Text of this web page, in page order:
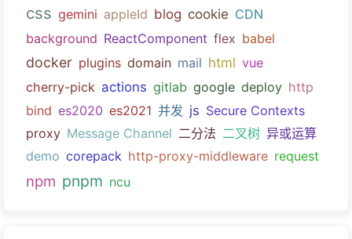
css gemini appleId blog cookie CDN
background ReactComponent flex babel
docker plugins domain mail html vue
cherry-pick actions gitlab google deploy http
bind es2020 es2021 并发 js Secure Contexts
proxy Message Channel 二分法 二叉树 异或运算
demo corepack http-proxy-middleware request
npm pnpm ncu